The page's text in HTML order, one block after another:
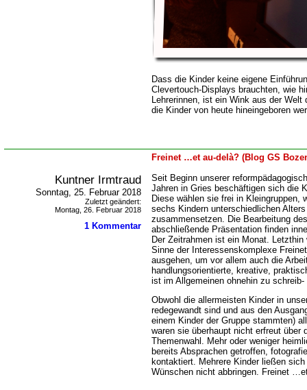
Dass die Kinder keine eigene
Clevertouch-Displays brauchten, wie
Lehrerinnen, ist ein Wink aus der Welt
die Kinder von heute hineingeboren
Freinet …et au-delà? (Blog GS
Kuntner Irmtraud
Sonntag, 25. Februar 2018
Zuletzt geändert:
Montag, 26. Februar 2018
1 Kommentar
Seit Beginn unserer
Jahren in Gries beschäftigen sich die
Diese wählen sie frei in
sechs Kindern unterschiedlichen
zusammensetzen. Die Bearbeitung
abschließende Präsentation finden
Der Zeitrahmen ist ein Monat.
Sinne der Interessenskomplexe
ausgehen, um vor allem auch die
handlungsorientierte, kreative,
ist im Allgemeinen ohnehin zu
Obwohl die allermeisten Kinder in
redegewandt sind und aus den
einem Kinder der Gruppe stammten)
waren sie überhaupt nicht erfreut über
Themenwahl. Mehr oder weniger
bereits Absprachen getroffen,
kontaktiert. Mehrere Kinder ließen
Wünschen nicht abbringen. Freinet